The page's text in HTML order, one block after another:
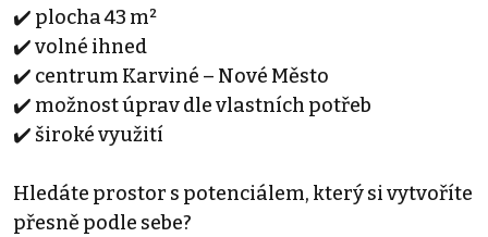
✔️ plocha 43 m²
✔️ volné ihned
✔️ centrum Karviné – Nové Město
✔️ možnost úprav dle vlastních potřeb
✔️ široké využití
Hledáte prostor s potenciálem, který si vytvoříte
přesně podle sebe?